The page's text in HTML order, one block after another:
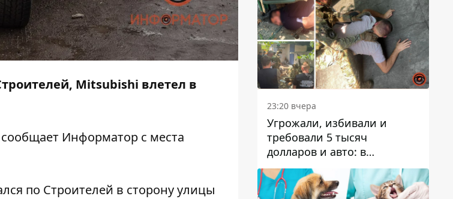
Mitsubishi влетел в
Информатор с места
по Строителей в сторону улицы
23:20 вчера
Угрожали, избивали и
требовали 5 тысяч
долларов и авто: в
Павлограде задержали двух
мужчин